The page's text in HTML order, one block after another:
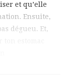
et qu’elle
Ensuite,
dégueu. Et,